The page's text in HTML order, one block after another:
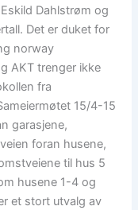
Dahlstrøm og
Det er duket for
norway
AKT trenger ikke
fra
15/4-15
garasjene,
foran husene,
til hus 5
husene 1-4 og
et stort utvalg av